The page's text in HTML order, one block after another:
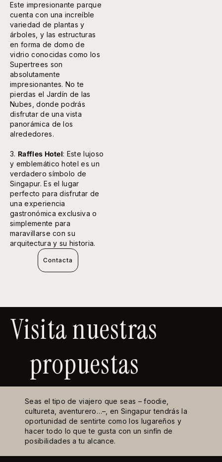
Este impresionante parque
cuenta con una increíble
variedad de plantas y
árboles, y las estructuras
en forma de domo de
vidrio conocidas como los
Supertrees son
absolutamente
impresionantes. No te
pierdas el Jardín de las
Nubes, donde podrás
disfrutar de una vista
panorámica de los
alrededores.
3. Raffles Hotel: Este lujoso
y emblemático hotel es un
verdadero símbolo de
Singapur. Es el lugar
perfecto para disfrutar de
una experiencia
gastronómica exclusiva o
simplemente para
maravillarse con su
arquitectura y su historia.
Contacta
Visita nuestras
propuestas
Seas el tipo de viajero que seas – foodie,
cultureta, aventurero…–, en Singapur tendrás la
oportunidad de sentirte como los lugareños y
hacer todo lo que te gusta con un sinfín de
posibilidades a tu alcance.